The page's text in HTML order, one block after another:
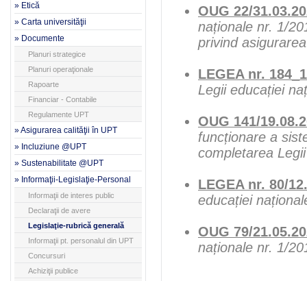
» Etică
» Carta universităţii
» Documente
Planuri strategice
Planuri operaţionale
Rapoarte
Financiar - Contabile
Regulamente UPT
» Asigurarea calităţii în UPT
» Incluziune @UPT
» Sustenabilitate @UPT
» Informaţii-Legislaţie-Personal
Informaţii de interes public
Declaraţii de avere
Legislaţie-rubrică generală
Informaţii pt. personalul din UPT
Concursuri
Achiziţii publice
OUG 22/
naționale nr. 1/
privind
LEGEA nr.
Legii educației
OUG 141/
funcționare a
completarea
LEGEA nr. 80/
educației
OUG 79/
naționale nr. 1/